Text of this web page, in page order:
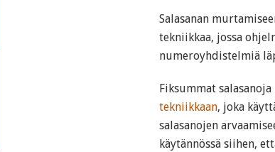
Salasanan
tekniikkaa, jossa
numeroyhdistelmiä
Fiksummat
tekniikkaan, joka
salasanojen
käytännössä siihen,